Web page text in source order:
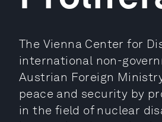
The Vienna Center for
international non-
Austrian Foreign
peace and security by
in the field of nuclear